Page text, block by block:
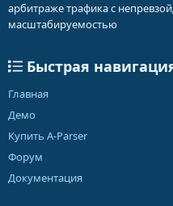
арбитраже трафика с
масштабируемостью
Быстрая
Главная
Демо
Купить A-Parser
Форум
Документация